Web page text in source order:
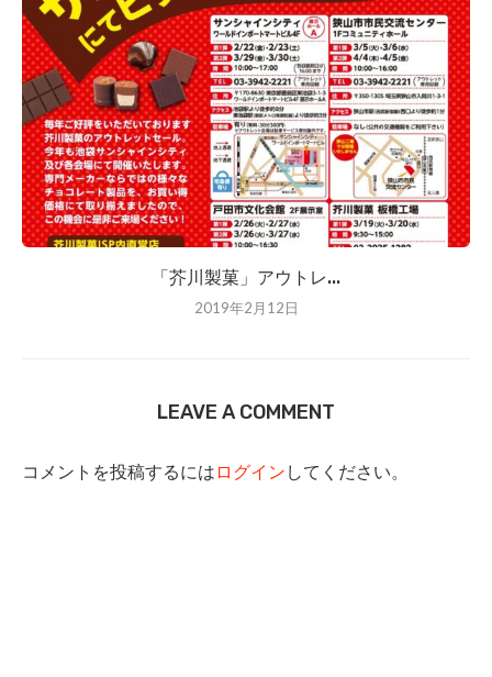
「芥川製菓」アウトレ...
2019年2月12日
LEAVE A COMMENT
コメントを投稿するには ログイン してください。